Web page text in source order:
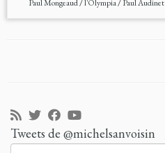
Paul Mongeaud/l'Olympia/Paul Audinet
Tweets de @michelsanvoisin